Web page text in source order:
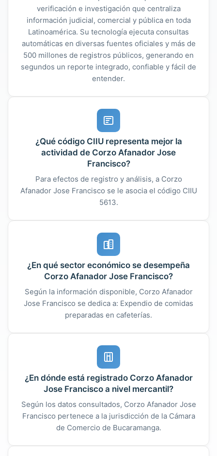
verificación e investigación que centraliza
información judicial, comercial y pública en toda
Latinoamérica. Su tecnología ejecuta consultas
automáticas en diversas fuentes oficiales y más de
500 millones de registros públicos, generando en
segundos un reporte integrado, confiable y fácil de
entender.
¿Qué código CIIU representa mejor la
actividad de Corzo Afanador Jose
Francisco?
Para efectos de registro y análisis, a Corzo
Afanador Jose Francisco se le asocia el código CIIU
5613.
¿En qué sector económico se desempeña
Corzo Afanador Jose Francisco?
Según la información disponible, Corzo Afanador
Jose Francisco se dedica a: Expendio de comidas
preparadas en cafeterías.
¿En dónde está registrado Corzo Afanador
Jose Francisco a nivel mercantil?
Según los datos consultados, Corzo Afanador Jose
Francisco pertenece a la jurisdicción de la Cámara
de Comercio de Bucaramanga.